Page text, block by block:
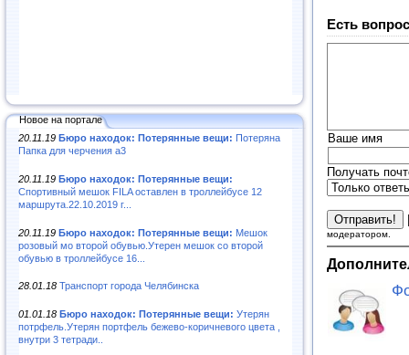
Новое на портале
20.11.19 Бюро находок: Потерянные вещи: Потеряна
Папка для черчения а3
20.11.19 Бюро находок: Потерянные вещи:
Спортивный мешок FILA оставлен в троллейбусе 12
маршрута.22.10.2019 г...
20.11.19 Бюро находок: Потерянные вещи: Мешок
розовый мо второй обувью.Утерен мешок со второй
обувью в троллейбусе 16...
28.01.18 Транспорт города Челябинска
01.01.18 Бюро находок: Потерянные вещи: Утерян
потрфель.Утерян портфель бежево-коричневого цвета ,
внутри 3 тетради..
Есть
Ваше имя
Получать
модератором.